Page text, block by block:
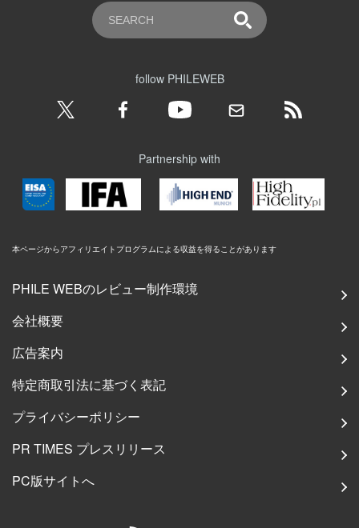
follow PHILEWEB
Partnership with
本ページからアフィリエイトプログラムによる収益を得ることがあります
PHILE WEBのレビュー制作環境
会社概要
広告案内
特定商取引法に基づく表記
プライバシーポリシー
PR TIMES プレスリリース
PC版サイトへ